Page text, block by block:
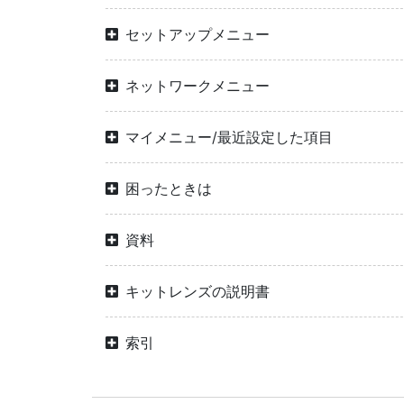
セットアップメニュー
ネットワークメニュー
マイメニュー/最近設定した項目
困ったときは
資料
キットレンズの説明書
索引